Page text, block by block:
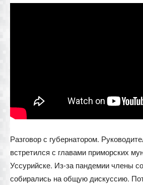
Разговор с губернатором.
встретился с главами приморских
Уссурийске. Из-за пандемии члены
собирались на общую дискуссию.